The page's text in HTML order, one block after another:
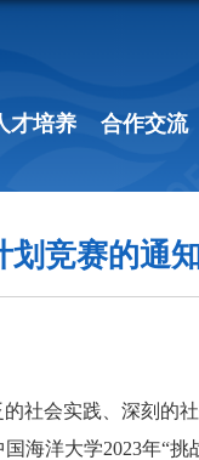
才培养 合作交流
划竞赛的通
社会实践、深刻的
海洋大学2023年“